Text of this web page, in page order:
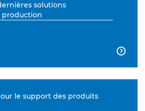
solutions
production

le support des produits